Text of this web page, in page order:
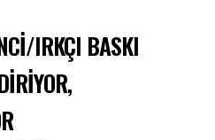
IRKÇI BASKI